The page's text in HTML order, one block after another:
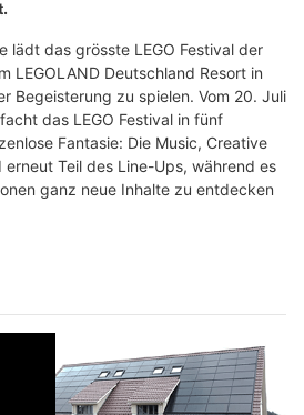
lädt das grösste LEGO Festival der
LEGOLAND Deutschland Resort in
Begeisterung zu spielen. Vom 20. Juli
das LEGO Festival in fünf
Fantasie: Die Music, Creative
erneut Teil des Line-Ups, während es
ganz neue Inhalte zu entdecken